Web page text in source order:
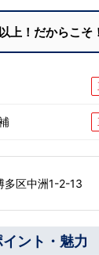
上！だからこそ
多区中洲1-2-13
ント・魅力